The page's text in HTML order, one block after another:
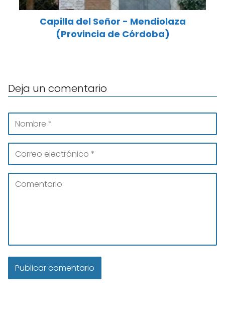
Capilla del Señor - Mendiolaza
(Provincia de Córdoba)
Deja un comentario